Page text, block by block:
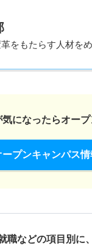
をもたらす人材を
になったらオープ
ープンキャンパス
職などの項目別に、